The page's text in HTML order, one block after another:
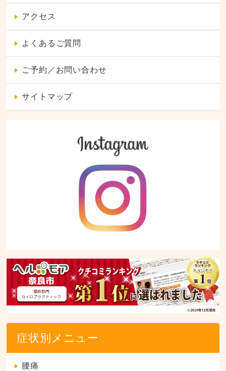
アクセス
よくあるご質問
ご予約／お問い合わせ
サイトマップ
症状別メニュー
腰痛